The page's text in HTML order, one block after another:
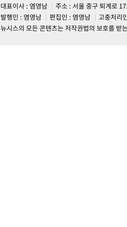
대표이사 : 염영남
주소 : 서울 중구 퇴계로
발행인 : 염영남
편집인 : 염영남
고충처리
뉴시스의 모든 콘텐츠는 저작권법의 보호를